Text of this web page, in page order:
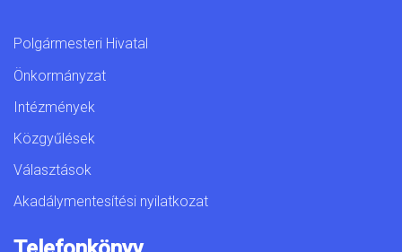
Polgármesteri Hivatal
Önkormányzat
Intézmények
Közgyűlések
Választások
Akadálymentesítési nyilatkozat